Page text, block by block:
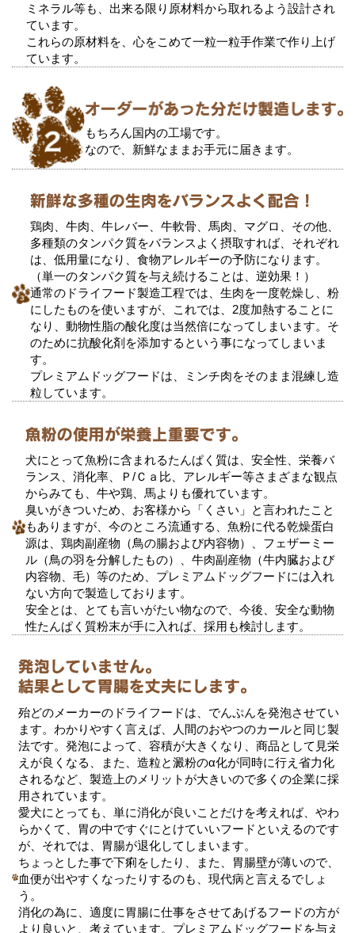
ミネラル等も、出来る限り原材料から取れるよう設計され
ています。
これらの原材料を、心をこめて一粒一粒手作業で作り上げ
ています。
もちろん国内の工場です。
なので、新鮮なままお手元に届きます。
鶏肉、牛肉、牛レバー、牛軟骨、馬肉、マグロ、その他、
多種類のタンパク質をバランスよく摂取すれば、それぞれ
は、低用量になり、食物アレルギーの予防になります。
（単一のタンパク質を与え続けることは、逆効果！）
通常のドライフード製造工程では、生肉を一度乾燥し、粉
にしたものを使いますが、これでは、2度加熱することに
なり、動物性脂の酸化度は当然倍になってしまいます。そ
のために抗酸化剤を添加するという事になってしまいま
す。
プレミアムドッグフードは、ミンチ肉をそのまま混練し造
粒しています。
犬にとって魚粉に含まれるたんぱく質は、安全性、栄養バ
ランス、消化率、Ｐ/Ｃａ比、アレルギー等さまざまな観点
からみても、牛や鶏、馬よりも優れています。
臭いがきついため、お客様から「くさい」と言われたこと
もありますが、今のところ流通する、魚粉に代る乾燥蛋白
源は、鶏肉副産物（鳥の腸および内容物）、フェザーミー
ル（鳥の羽を分解したもの）、牛肉副産物（牛内臓および
内容物、毛）等のため、プレミアムドッグフードには入れ
ない方向で製造しております。
安全とは、とても言いがたい物なので、今後、安全な動物
性たんぱく質粉末が手に入れば、採用も検討します。
殆どのメーカーのドライフードは、でんぷんを発泡させてい
ます。わかりやすく言えば、人間のおやつのカールと同じ製
法です。発泡によって、容積が大きくなり、商品として見栄
えが良くなる、また、造粒と澱粉のα化が同時に行え省力化
されるなど、製造上のメリットが大きいので多くの企業に採
用されています。
愛犬にとっても、単に消化が良いことだけを考えれば、やわ
らかくて、胃の中ですぐにとけていいフードといえるのです
が、それでは、胃腸が退化してしまいます。
ちょっとした事で下痢をしたり、また、胃腸壁が薄いので、
血便が出やすくなったりするのも、現代病と言えるでしょ
う。
消化の為に、適度に胃腸に仕事をさせてあげるフードの方が
より良いと、考えています。プレミアムドッグフードを与え